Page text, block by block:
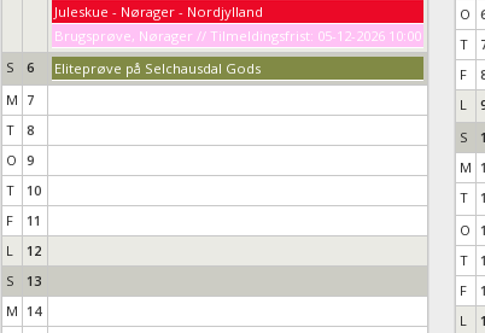
Juleskue - Nørager - Nordjylland
Brugsprøve, Nørager // Tilmeldingsfrist: 05-12-2026 10:00
S
6
Eliteprøve på Selchausdal Gods
M 7
T
8
O 9
T
10
F
11
L
12
S
13
M 14
O
T
F
L
S
M
T
O
T
F
L